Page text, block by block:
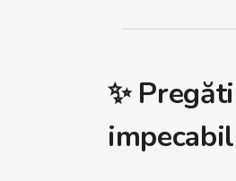
✨
impecabil